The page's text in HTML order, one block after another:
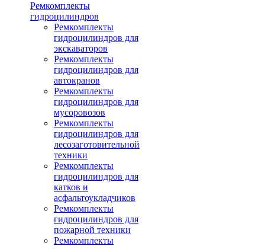
Ремкомплекты
гидроцилиндров
Ремкомплекты
гидроцилиндров для
экскаваторов
Ремкомплекты
гидроцилиндров для
автокранов
Ремкомплекты
гидроцилиндров для
мусоровозов
Ремкомплекты
гидроцилиндров для
лесозаготовительной
техники
Ремкомплекты
гидроцилиндров для
катков и
асфальтоукладчиков
Ремкомплекты
гидроцилиндров для
пожарной техники
Ремкомплекты